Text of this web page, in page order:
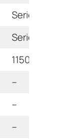
Serie
Serie
1150 Euro
–
–
–